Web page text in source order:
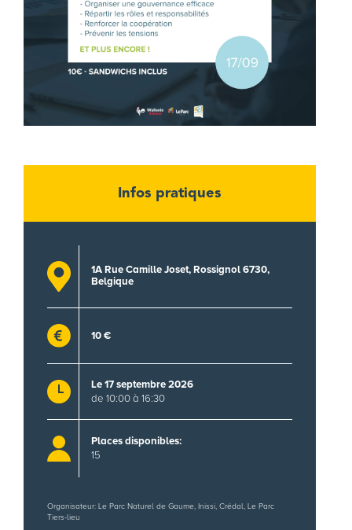
Infos pratiques
1A Rue Camille Joset, Rossignol 6730,
Belgique
10 €
Le 17 septembre 2026
de 10:00 à 16:30
Places disponibles:
15
Organisateur: Le Parc Naturel de Gaume, Inissi, Crédal, Le Parc
Tiers-lieu